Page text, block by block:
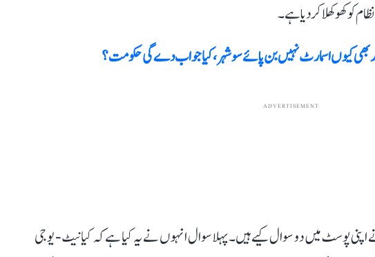
کو کھوکھلا کر دیا ہے۔
کیوں اسمارٹ نہیں بن پائے سو شہر، کیا جواب دے گی حکومت؟
ADVERTISEMENT
پوسٹ میں دو سوال کیے ہیں۔ پہلا سوال انہوں نے یہ کیا ہے کہ کیا نیٹ- یوجی